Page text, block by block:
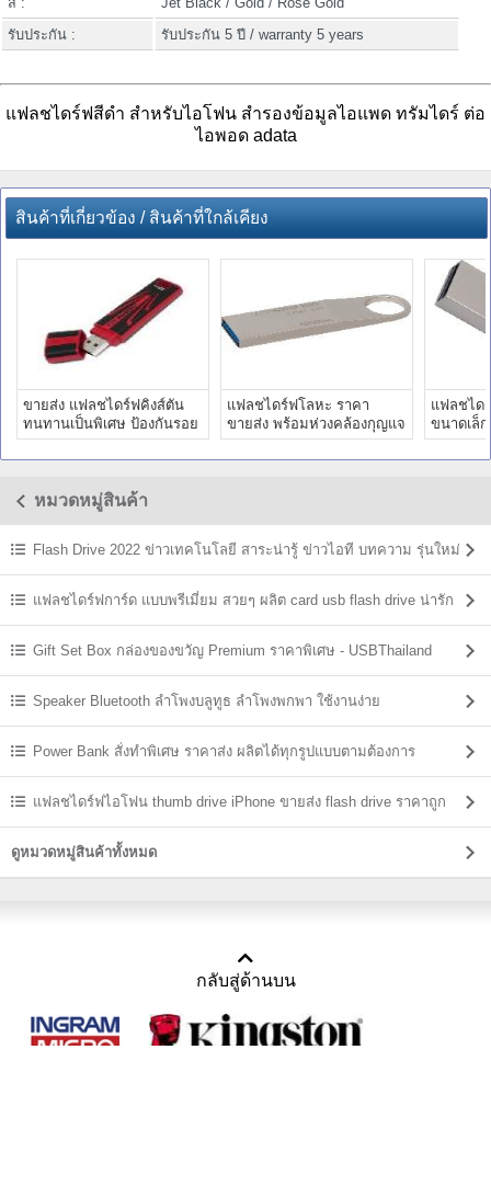
รับประกัน :
รับประกัน 5 ปี / warranty 5 years
แฟลชไดร์ฟสีดำ สําหรับไอโฟน สำรองข้อมูลไอแพด ทรัมไดร์ ต่อ
ไอพอด adata
สินค้าที่เกี่ยวข้อง / สินค้าที่ใกล้เคียง
ขายส่ง แฟลชไดร์ฟคิงส์ตัน
ทนทานเป็นพิเศษ ป้องกันรอย
ขีดข่วน มีประกันห้าปี
แฟลชไดร์ฟโลหะ ราคา
ขายส่ง พร้อมห่วงคล้องกุญแจ
สกรีนโลโก้ ประกันห้าปี
แฟลชได
ขนาดเล็
ดีไซน์สุด
หมวดหมู่สินค้า
Flash Drive 2022 ข่าวเทคโนโลยี สาระน่ารู้ ข่าวไอที บทความ รุ่นใหม่
ล่าสุดแฟลชไดร์ฟการ์ด แบบพรีเมี่ยม สวยๆ ผลิต card usb flash drive น่ารัก
Gift Set Box กล่องของขวัญ Premium ราคาพิเศษ - USBThailand
Speaker Bluetooth ลําโพงบลูทูธ ลำโพงพกพา ใช้งานง่าย
Power Bank สั่งทำพิเศษ ราคาส่ง ผลิตได้ทุกรูปแบบตามต้องการ
แฟลชไดร์ฟไอโฟน thumb drive iPhone ขายส่ง flash drive ราคาถูก
ดูหมวดหมู่สินค้าทั้งหมด
กลับสู่ด้านบน